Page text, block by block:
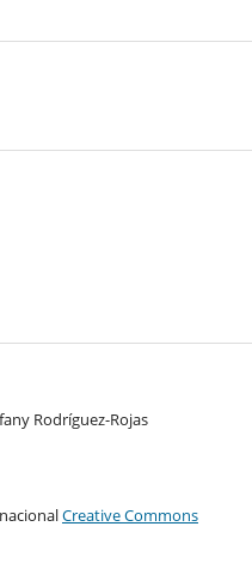
Rodríguez-Rojas
Creative Commons